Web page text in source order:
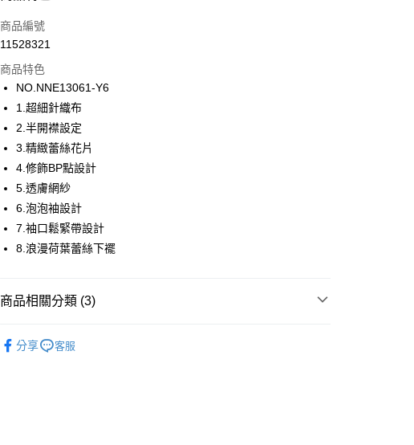
信用卡一次付款
LINE Pay
街口支付
ATM付款
運送方式
全家取貨付款
每筆NT$80，滿NT$1,000(含以上)免運費
每筆NT$80，滿NT$1,000(含以上)免運費
每筆NT$80，滿NT$1,000(含以上)免運費
商品編號
11528321
商品特色
NO.NNE13061-Y6
1.超細針織布
2.半開襟設定
3.精緻蕾絲花片
4.修飾BP點設計
5.透膚網紗
6.泡泡袖設計
7.袖口鬆緊帶設計
8.浪漫荷葉蕾絲下襬
商品相關分類 (3)
分享 客服